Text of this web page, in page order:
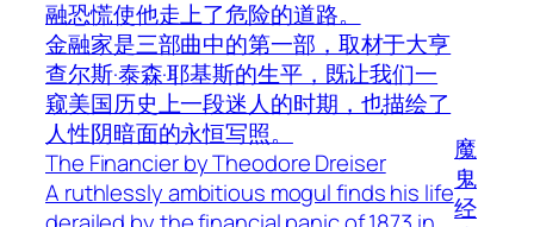
融恐慌使他走上了危险的道路。
金融家是三部曲中的第一部，取材于大亨
查尔斯·泰森·耶基斯的生平，既让我们一
窥美国历史上一段迷人的时期，也描绘了
人性阴暗面的永恒写照。
The Financier by Theodore Dreiser
A ruthlessly ambitious mogul finds his life
魔
鬼
经